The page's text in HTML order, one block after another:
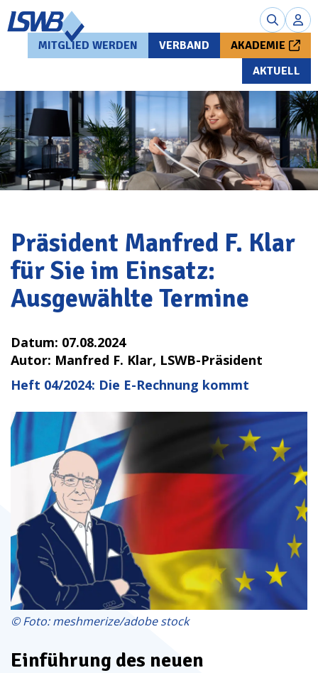
MITGLIED WERDEN VERBAND
AKADEMIE
AKTUELL
Präsident Manfred F. Klar
für Sie im Einsatz:
Ausgewählte Termine
Datum: 07.08.2024
Autor: Manfred F. Klar, LSWB-Präsident
Heft 04/2024: Die E-Rechnung kommt
© Foto: meshmerize/adobe stock
Einführung des neuen